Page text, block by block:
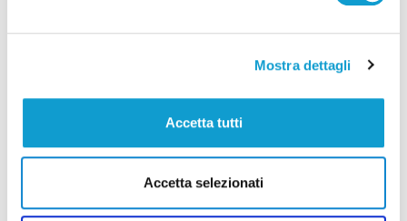
Mostra dettagli
Accetta tutti
Accetta selezionati